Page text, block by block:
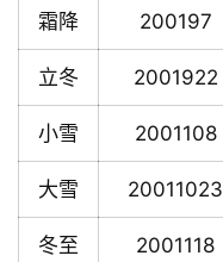
霜降 200197
立冬 2001922
小雪 2001108
大雪 20011023
冬至 2001118